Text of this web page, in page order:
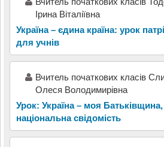
Ірина Віталіївна
Україна – єдина країна: урок
для учнів
Вчитель початкових класів
Олеся Володимирівна
Урок: Україна – моя Батьківщина,
національна свідомість